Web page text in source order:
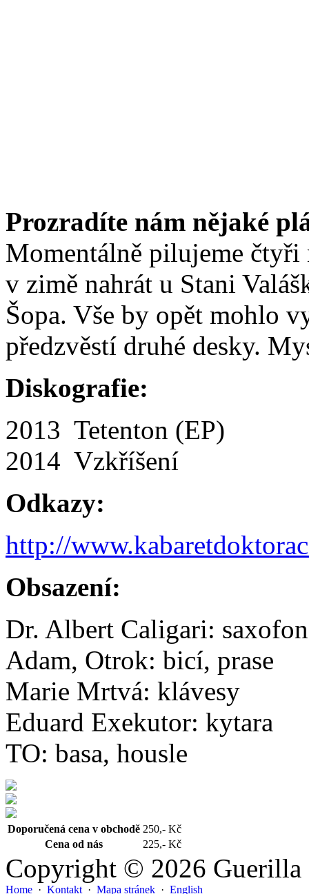
Prozradíte nám nějaké
Momentálně pilujeme čtyři
v zimě nahrát u Stani
Šopa. Vše by opět mohlo
předzvěstí druhé desky.
Diskografie:
2013 Tetenton (EP)
2014 Vzkříšení
Odkazy:
http://
Obsazení:
Dr. Albert Caligari:
Adam, Otrok: bicí, prase
Marie Mrtvá: klávesy
Eduard Exekutor: kytara
TO: basa, housle
Doporučená cena v obchodě 250,- Kč
Cena od nás
225,- Kč
Copyright © 2026 Guerilla
Home · Kontakt · Mapa stránek · English